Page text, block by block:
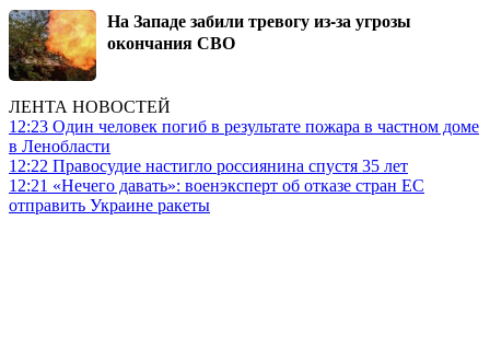
На Западе забили тревогу из-за угрозы
окончания СВО
ЛЕНТА НОВОСТЕЙ
12:23 Один человек погиб в результате пожара в частном доме
в Ленобласти
12:22 Правосудие настигло россиянина спустя 35 лет
12:21 «Нечего давать»: военэксперт об отказе стран ЕС
отправить Украине ракеты